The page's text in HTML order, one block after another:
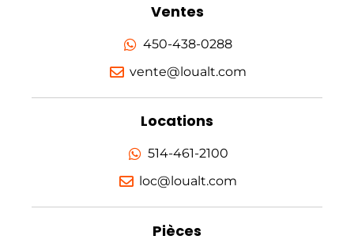
Ventes
450-438-0288
vente@loualt.com
Locations
514-461-2100
loc@loualt.com
Pièces